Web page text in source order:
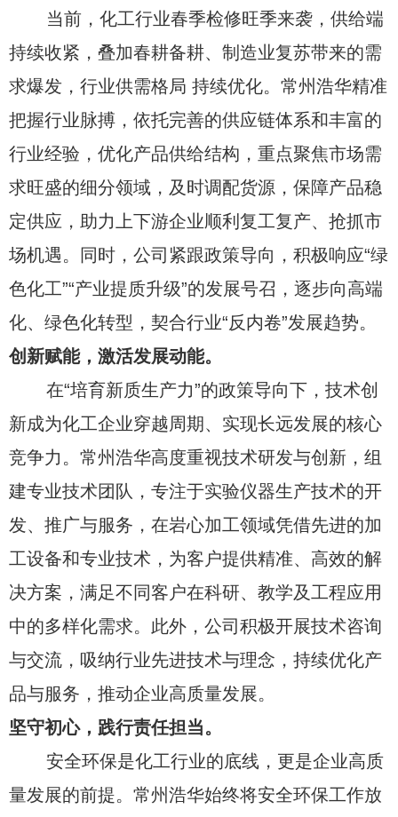
当前，化工行业春季检修旺季来袭，供给端
持续收紧，叠加春耕备耕、制造业复苏带来的需
求爆发，行业供需格局 持续优化。常州浩华精准
把握行业脉搏，依托完善的供应链体系和丰富的
行业经验，优化产品供给结构，重点聚焦市场需
求旺盛的细分领域，及时调配货源，保障产品稳
定供应，助力上下游企业顺利复工复产、抢抓市
场机遇。同时，公司紧跟政策导向，积极响应“绿
色化工”“产业提质升级”的发展号召，逐步向高端
化、绿色化转型，契合行业“反内卷”发展趋势。
创新赋能，激活发展动能。
在“培育新质生产力”的政策导向下，技术创
新成为化工企业穿越周期、实现长远发展的核心
竞争力。常州浩华高度重视技术研发与创新，组
建专业技术团队，专注于实验仪器生产技术的开
发、推广与服务，在岩心加工领域凭借先进的加
工设备和专业技术，为客户提供精准、高效的解
决方案，满足不同客户在科研、教学及工程应用
中的多样化需求。此外，公司积极开展技术咨询
与交流，吸纳行业先进技术与理念，持续优化产
品与服务，推动企业高质量发展。
坚守初心，践行责任担当。
安全环保是化工行业的底线，更是企业高质
量发展的前提。常州浩华始终将安全环保工作放